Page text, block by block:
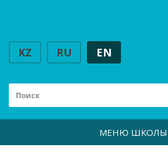
KZ RU EN
МЕНЮ ШКОЛЫ